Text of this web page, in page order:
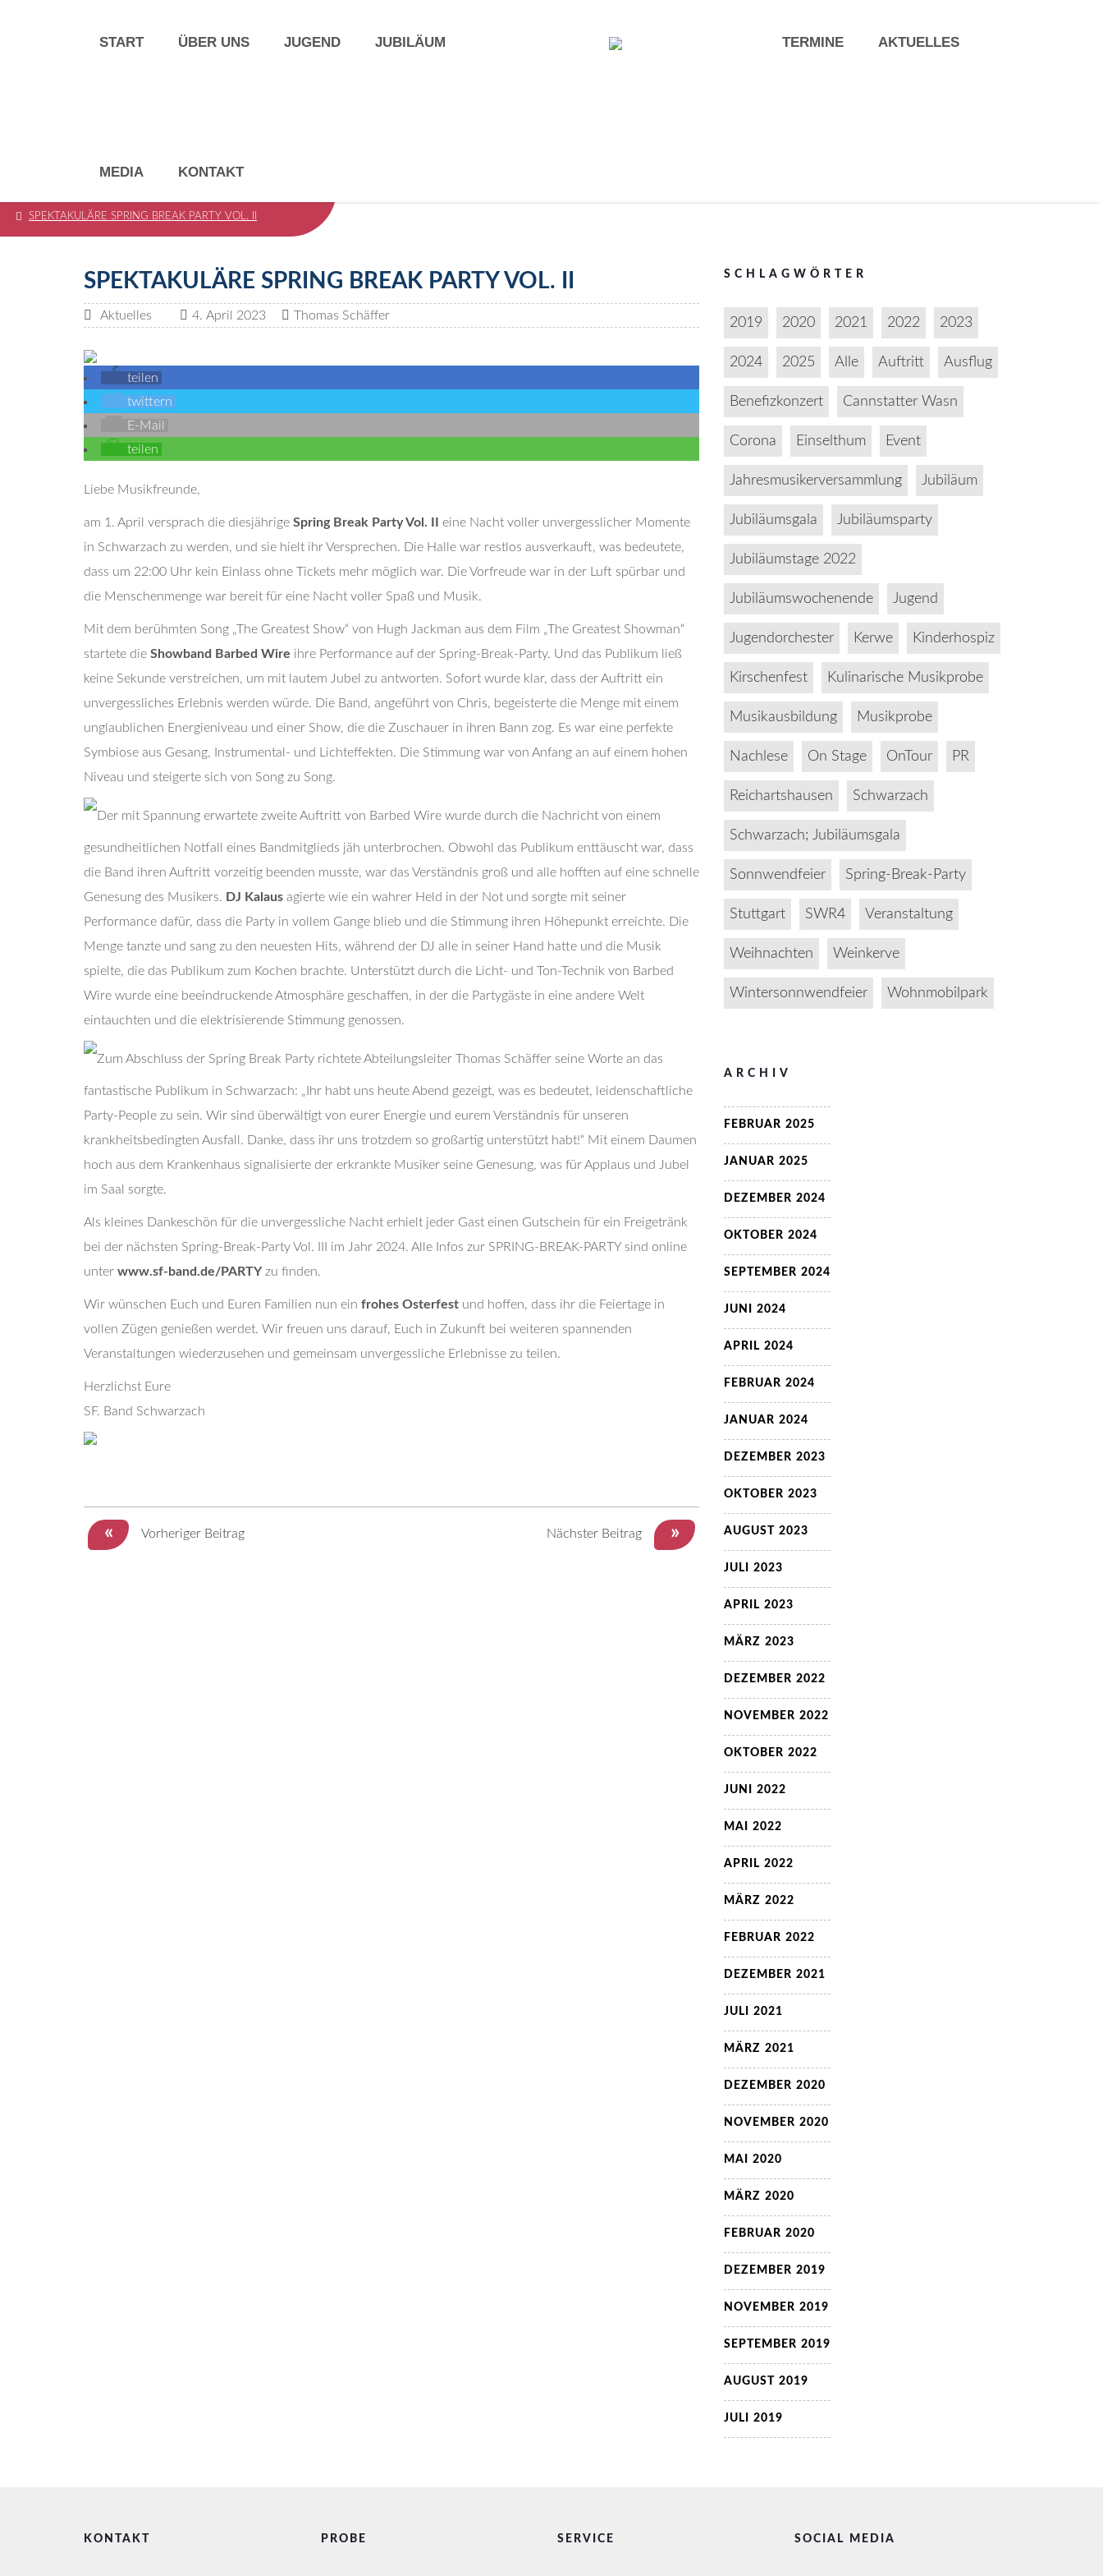
START ÜBER UNS JUGEND JUBILÄUM TERMINE AKTUELLES
MEDIA KONTAKT
SPEKTAKULÄRE SPRING BREAK PARTY VOL. II
SPEKTAKULÄRE SPRING BREAK PARTY VOL. II
Aktuelles 4. April 2023 Thomas Schäffer
teilen
twittern
E-Mail
teilen
Liebe Musikfreunde,
am 1. April versprach die diesjährige Spring Break Party Vol. II eine Nacht voller unvergesslicher Momente
in Schwarzach zu werden, und sie hielt ihr Versprechen. Die Halle war restlos ausverkauft, was bedeutete,
dass um 22:00 Uhr kein Einlass ohne Tickets mehr möglich war. Die Vorfreude war in der Luft spürbar und
die Menschenmenge war bereit für eine Nacht voller Spaß und Musik.
Mit dem berühmten Song „The Greatest Show“ von Hugh Jackman aus dem Film „The Greatest Showman“
startete die Showband Barbed Wire ihre Performance auf der Spring-Break-Party. Und das Publikum ließ
keine Sekunde verstreichen, um mit lautem Jubel zu antworten. Sofort wurde klar, dass der Auftritt ein
unvergessliches Erlebnis werden würde. Die Band, angeführt von Chris, begeisterte die Menge mit einem
unglaublichen Energieniveau und einer Show, die die Zuschauer in ihren Bann zog. Es war eine perfekte
Symbiose aus Gesang, Instrumental- und Lichteffekten. Die Stimmung war von Anfang an auf einem hohen
Niveau und steigerte sich von Song zu Song.
Der mit Spannung erwartete zweite Auftritt von Barbed Wire wurde durch die Nachricht von einem
gesundheitlichen Notfall eines Bandmitglieds jäh unterbrochen. Obwohl das Publikum enttäuscht war, dass
die Band ihren Auftritt vorzeitig beenden musste, war das Verständnis groß und alle hofften auf eine schnelle
Genesung des Musikers. DJ Kalaus agierte wie ein wahrer Held in der Not und sorgte mit seiner
Performance dafür, dass die Party in vollem Gange blieb und die Stimmung ihren Höhepunkt erreichte. Die
Menge tanzte und sang zu den neuesten Hits, während der DJ alle in seiner Hand hatte und die Musik
spielte, die das Publikum zum Kochen brachte. Unterstützt durch die Licht- und Ton-Technik von Barbed
Wire wurde eine beeindruckende Atmosphäre geschaffen, in der die Partygäste in eine andere Welt
eintauchten und die elektrisierende Stimmung genossen.
Zum Abschluss der Spring Break Party richtete Abteilungsleiter Thomas Schäffer seine Worte an das
fantastische Publikum in Schwarzach: „Ihr habt uns heute Abend gezeigt, was es bedeutet, leidenschaftliche
Party-People zu sein. Wir sind überwältigt von eurer Energie und eurem Verständnis für unseren
krankheitsbedingten Ausfall. Danke, dass ihr uns trotzdem so großartig unterstützt habt!“ Mit einem Daumen
hoch aus dem Krankenhaus signalisierte der erkrankte Musiker seine Genesung, was für Applaus und Jubel
im Saal sorgte.
Als kleines Dankeschön für die unvergessliche Nacht erhielt jeder Gast einen Gutschein für ein Freigetränk
bei der nächsten Spring-Break-Party Vol. III im Jahr 2024. Alle Infos zur SPRING-BREAK-PARTY sind online
unter www.sf-band.de/PARTYzu finden.
Wir wünschen Euch und Euren Familien nun ein frohes Osterfest und hoffen, dass ihr die Feiertage in
vollen Zügen genießen werdet. Wir freuen uns darauf, Euch in Zukunft bei weiteren spannenden
Veranstaltungen wiederzusehen und gemeinsam unvergessliche Erlebnisse zu teilen.
Herzlichst Eure
SF. Band Schwarzach
« Vorheriger Beitrag Nächster Beitrag »
SCHLAGWÖRTER
2019 2020 2021 2022 2023
2024 2025 Alle Auftritt Ausflug
Benefizkonzert Cannstatter Wasn
Corona Einselthum Event
Jahresmusikerversammlung Jubiläum
Jubiläumsgala Jubiläumsparty
Jubiläumstage 2022
Jubiläumswochenende Jugend
Jugendorchester Kerwe Kinderhospiz
Kirschenfest Kulinarische Musikprobe
Musikausbildung Musikprobe
Nachlese On Stage OnTour PR
Reichartshausen Schwarzach
Schwarzach; Jubiläumsgala
Sonnwendfeier Spring-Break-Party
Stuttgart SWR4 Veranstaltung
Weihnachten Weinkerve
Wintersonnwendfeier Wohnmobilpark
ARCHIV
FEBRUAR 2025
JANUAR 2025
DEZEMBER 2024
OKTOBER 2024
SEPTEMBER 2024
JUNI 2024
APRIL 2024
FEBRUAR 2024
JANUAR 2024
DEZEMBER 2023
OKTOBER 2023
AUGUST 2023
JULI 2023
APRIL 2023
MÄRZ 2023
DEZEMBER 2022
NOVEMBER 2022
OKTOBER 2022
JUNI 2022
MAI 2022
APRIL 2022
MÄRZ 2022
FEBRUAR 2022
DEZEMBER 2021
JULI 2021
MÄRZ 2021
DEZEMBER 2020
NOVEMBER 2020
MAI 2020
MÄRZ 2020
FEBRUAR 2020
DEZEMBER 2019
NOVEMBER 2019
SEPTEMBER 2019
AUGUST 2019
JULI 2019
KONTAKT PROBE SERVICE SOCIAL MEDIA